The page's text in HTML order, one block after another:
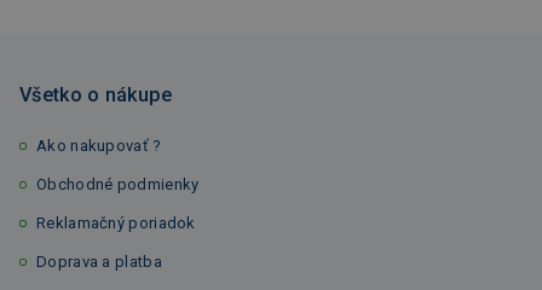
Všetko o nákupe
Ako nakupovať ?
Obchodné podmienky
Reklamačný poriadok
Doprava a platba